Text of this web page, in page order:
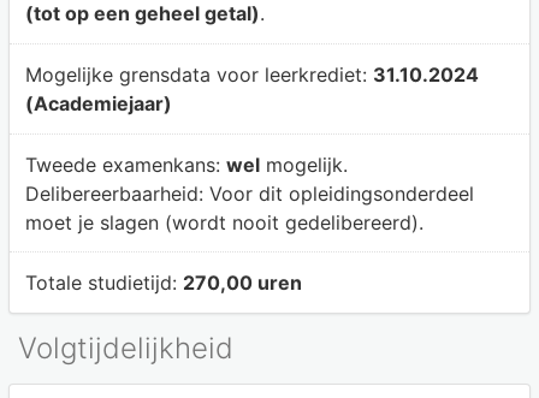
(tot op een geheel getal).
Mogelijke grensdata voor leerkrediet: 31.10.2024
(Academiejaar)
Tweede examenkans: welmogelijk.
Delibereerbaarheid: Voor dit opleidingsonderdeel
moet je slagen (wordt nooit gedelibereerd).
Totale studietijd: 270,00 uren
Volgtijdelijkheid